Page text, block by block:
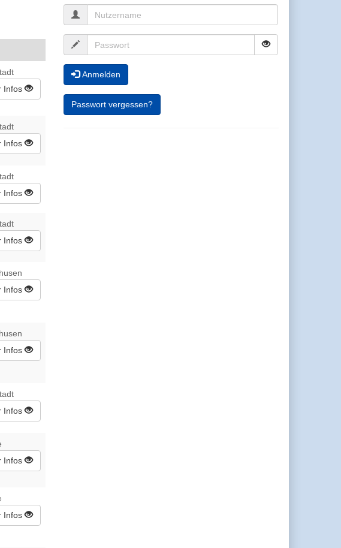
Infos
Infos
Infos
Infos
Infos
Infos
Infos
Infos
Infos
Anmelden
Passwort vergessen?